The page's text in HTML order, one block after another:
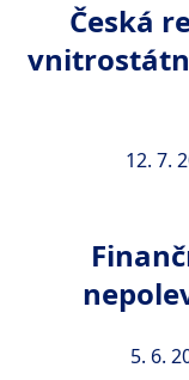
12. 7.
Česká
5. 6.